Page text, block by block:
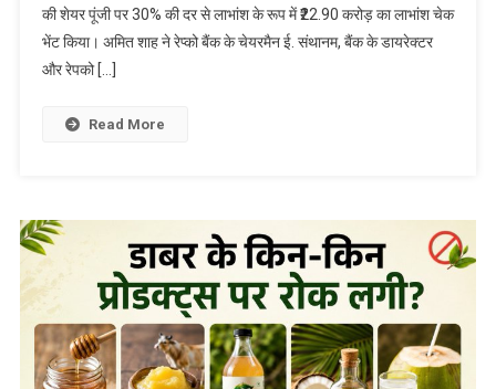
की शेयर पूंजी पर 30% की दर से लाभांश के रूप में ₹22.90 करोड़ का लाभांश चेक
भेंट किया। अमित शाह ने रेप्को बैंक के चेयरमैन ई. संथानम, बैंक के डायरेक्टर
और रेपको […]
Read More